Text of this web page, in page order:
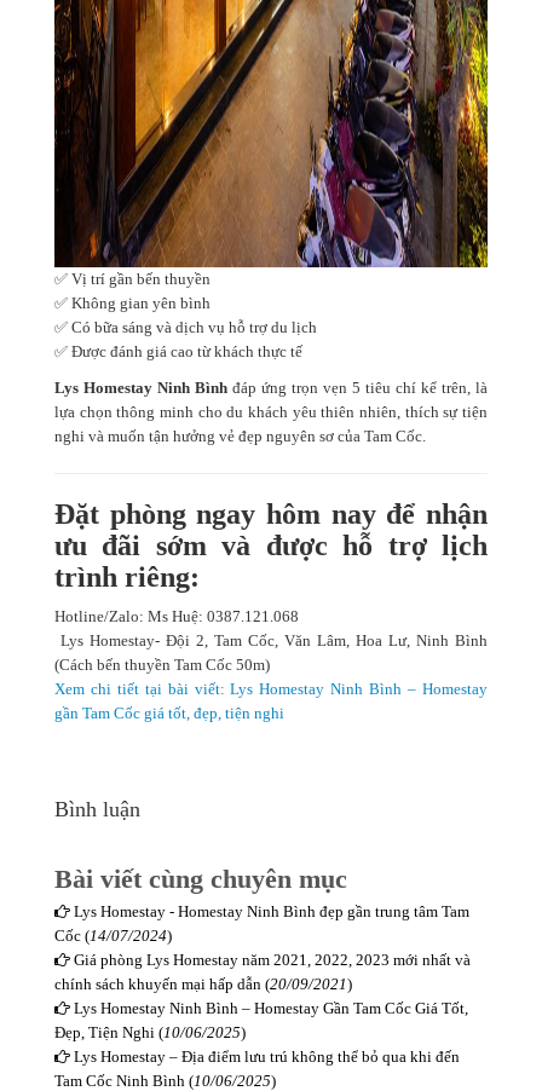
✅ Vị trí gần bến thuyền
✅ Không gian yên bình
✅ Có bữa sáng và dịch vụ hỗ trợ du lịch
✅ Được đánh giá cao từ khách thực tế
Lys Homestay Ninh Bình đáp ứng trọn vẹn 5 tiêu chí kể trên, là
lựa chọn thông minh cho du khách yêu thiên nhiên, thích sự tiện
nghi và muốn tận hưởng vẻ đẹp nguyên sơ của Tam Cốc.
Đặt phòng ngay hôm nay để nhận
ưu đãi sớm và được hỗ trợ lịch
trình riêng:
Hotline/Zalo: Ms Huệ: 0387.121.068
Lys Homestay- Đội 2, Tam Cốc, Văn Lâm, Hoa Lư, Ninh Bình
(Cách bến thuyền Tam Cốc 50m)
Xem chi tiết tại bài viết: Lys Homestay Ninh Bình – Homestay
gần Tam Cốc giá tốt, đẹp, tiện nghi
Bình luận
Bài viết cùng chuyên mục
Lys Homestay - Homestay Ninh Bình đẹp gần trung tâm Tam
Cốc (14/07/2024)
Giá phòng Lys Homestay năm 2021, 2022, 2023 mới nhất và
chính sách khuyến mại hấp dẫn (20/09/2021)
Lys Homestay Ninh Bình – Homestay Gần Tam Cốc Giá Tốt,
Đẹp, Tiện Nghi (10/06/2025)
Lys Homestay – Địa điểm lưu trú không thể bỏ qua khi đến
Tam Cốc Ninh Bình (10/06/2025)